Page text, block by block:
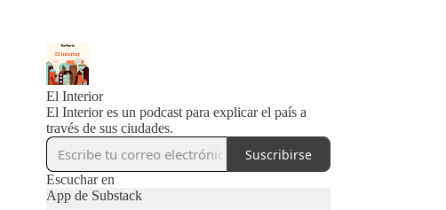
El Interior
El Interior es un podcast para explicar el país a
través de sus ciudades.
Suscribirse
Escuchar en
App de Substack